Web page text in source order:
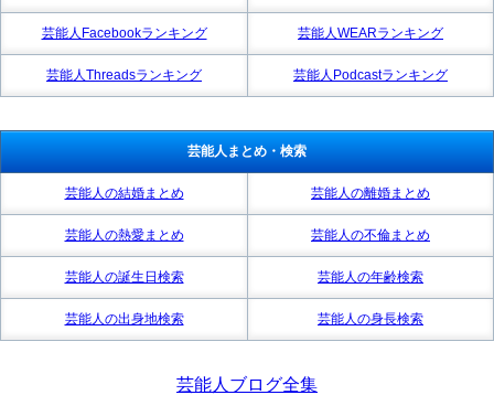
芸能人Facebookランキング 芸能人WEARランキング
芸能人Threadsランキング 芸能人Podcastランキング
芸能人まとめ・検索
芸能人の結婚まとめ 芸能人の離婚まとめ
芸能人の熱愛まとめ 芸能人の不倫まとめ
芸能人の誕生日検索 芸能人の年齢検索
芸能人の出身地検索 芸能人の身長検索
芸能人ブログ全集